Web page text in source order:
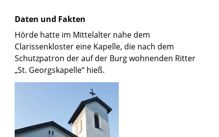
Daten und Fakten
Hörde hatte im Mittelalter nahe dem
Clarissenkloster eine Kapelle, die nach dem
Schutzpatron der auf der Burg wohnenden Ritter
„St. Georgskapelle“ hieß.